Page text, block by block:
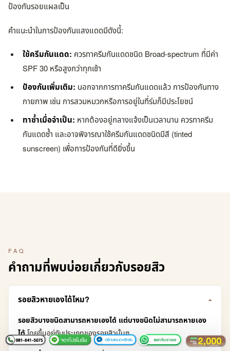
ป้องกันรอยแผลเป็น
คำแนะนำในการป้องกันแสงแดดมีดังนี้:
ใช้ครีมกันแดด: ควรทาครีมกันแดดชนิด Broad-spectrum ที่มีค่า
SPF 30 หรือสูงกว่าทุกเช้า
ป้องกันเพิ่มเติม: นอกจากการทาครีมกันแดดแล้ว การป้องกันทาง
กายภาพ เช่น การสวมหมวกหรือการอยู่ในที่ร่มก็มีประโยชน์
ทาซ้ำเมื่อจำเป็น: หากต้องอยู่กลางแจ้งเป็นเวลานาน ควรทาครีม
กันแดดซ้ำ และอาจพิจารณาใช้ครีมกันแดดชนิดมีสี (tinted
sunscreen) เพื่อการป้องกันที่ดียิ่งขึ้น
FAQ
คำถามที่พบบ่อยเกี่ยวกับรอยสิว
รอยสิวหายเองได้ไหม?
รอยสิวบางชนิดสามารถหายเองได้ แต่บางชนิดไม่สามารถหายเอง
ได้โดยขึ้นอยู่กับประเภทของรอยสิวนั้นๆ